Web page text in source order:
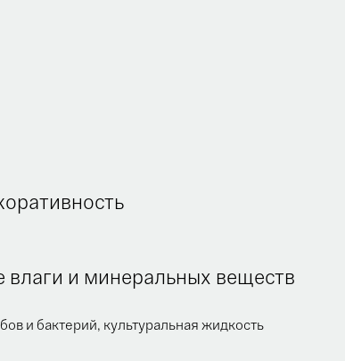
и минеральных веществ
и бактерий, культуральная жидкость